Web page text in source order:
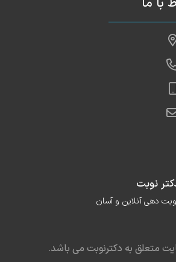
نوبت
دهی آنلاین و آسان
متعلق به دکترنوبت می باشد.